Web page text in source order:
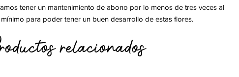
tener un mantenimiento de abono por lo menos de tres veces al
para poder tener un buen desarrollo de estas flores.
relacionados